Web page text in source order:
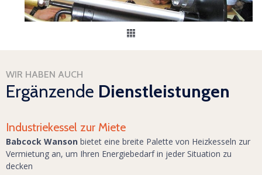
WIR HABEN AUCH
Ergänzende Dienstleistungen
Industriekessel zur Miete
Babcock Wanson bietet eine breite Palette von Heizkesseln zur
Vermietung an, um Ihren Energiebedarf in jeder Situation zu
decken